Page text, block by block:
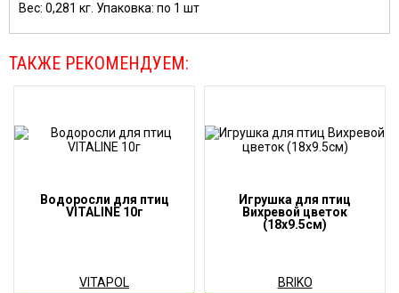
Вес: 0,281 кг. Упаковка: по 1 шт
ТАКЖЕ РЕКОМЕНДУЕМ:
Водоросли для птиц
VITALINE 10г
VITAPOL
Игрушка для птиц
Вихревой цветок
(18x9.5см)
BRIKO